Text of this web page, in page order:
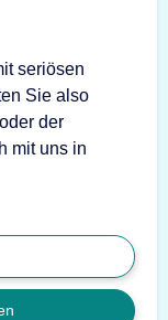
seriösen
Sie also
der
mit uns in